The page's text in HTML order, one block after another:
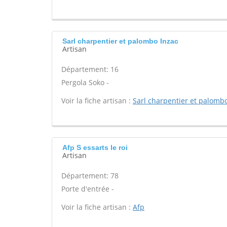
Sarl charpentier et palombo Inzac
Artisan
Département: 16
Pergola Soko -
Voir la fiche artisan : Sarl charpentier et
Afp S essarts le roi
Artisan
Département: 78
Porte d'entrée -
Voir la fiche artisan : Afp